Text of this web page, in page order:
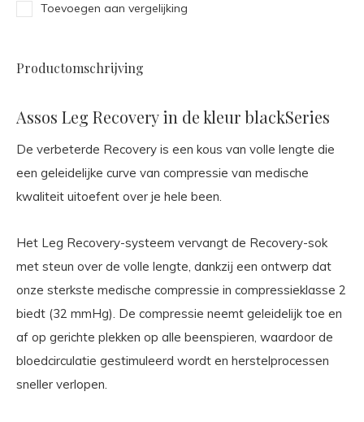
Toevoegen aan vergelijking
Productomschrijving
Assos Leg Recovery in de kleur blackSeries
De verbeterde Recovery is een kous van volle lengte die
een geleidelijke curve van compressie van medische
kwaliteit uitoefent over je hele been.
Het Leg Recovery-systeem vervangt de Recovery-sok
met steun over de volle lengte, dankzij een ontwerp dat
onze sterkste medische compressie in compressieklasse 2
biedt (32 mmHg). De compressie neemt geleidelijk toe en
af op gerichte plekken op alle beenspieren, waardoor de
bloedcirculatie gestimuleerd wordt en herstelprocessen
sneller verlopen.